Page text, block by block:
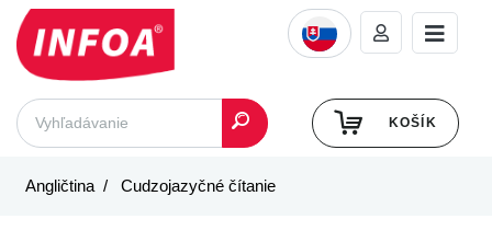
KOŠÍK
Angličtina Cudzojazyčné čítanie